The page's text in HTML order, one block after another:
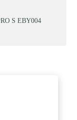
S EBY004